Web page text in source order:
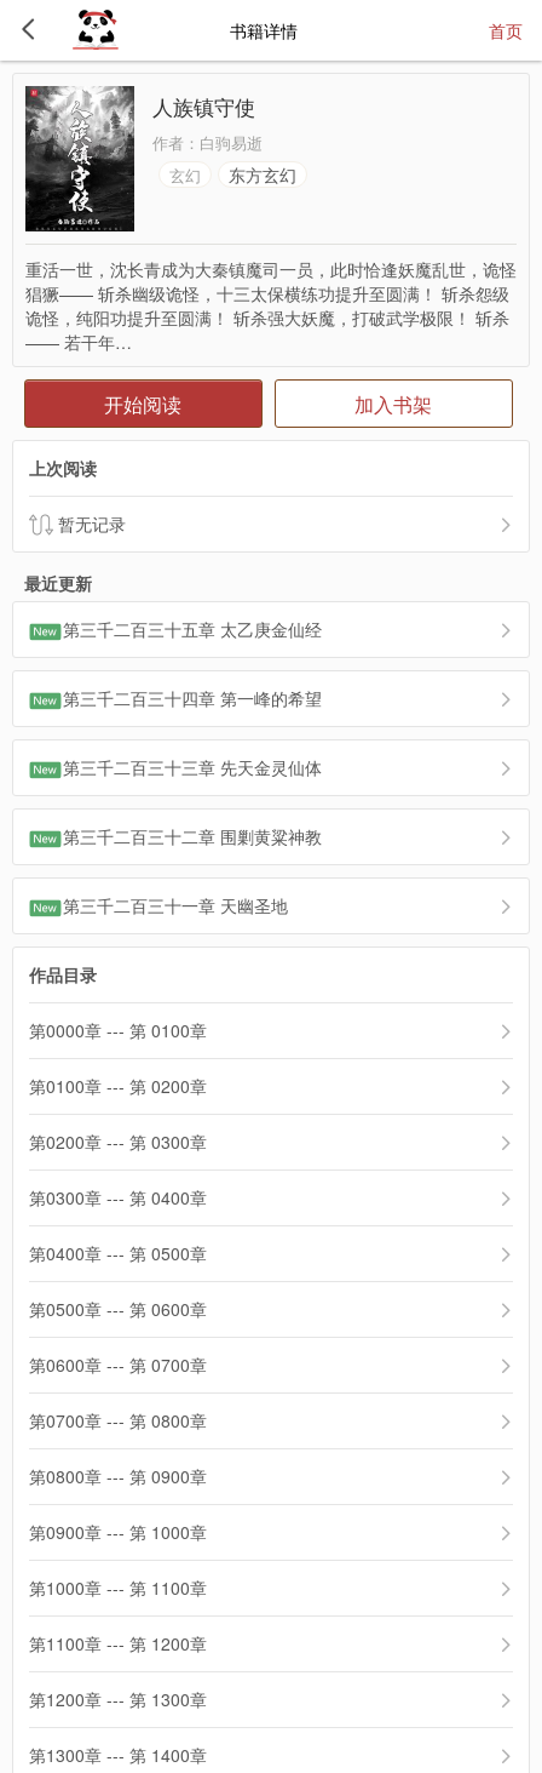
书籍详情 首页
人族镇守使
作者： 白驹易逝
玄幻
东方玄幻
重活一世，沈长青成为大秦镇魔司一员，此时恰逢妖魔乱世，诡怪
猖獗—— 斩杀幽级诡怪，十三太保横练功提升至圆满！ 斩杀怨级
诡怪，纯阳功提升至圆满！ 斩杀强大妖魔，打破武学极限！ 斩杀
—— 若干年…
开始阅读 加入书架
上次阅读
暂无记录
最近更新
第三千二百三十五章 太乙庚金仙经
第三千二百三十四章 第一峰的希望
第三千二百三十三章 先天金灵仙体
第三千二百三十二章 围剿黄粱神教
第三千二百三十一章 天幽圣地
作品目录
第0000章 --- 第 0100章
第0100章 --- 第 0200章
第0200章 --- 第 0300章
第0300章 --- 第 0400章
第0400章 --- 第 0500章
第0500章 --- 第 0600章
第0600章 --- 第 0700章
第0700章 --- 第 0800章
第0800章 --- 第 0900章
第0900章 --- 第 1000章
第1000章 --- 第 1100章
第1100章 --- 第 1200章
第1200章 --- 第 1300章
第1300章 --- 第 1400章